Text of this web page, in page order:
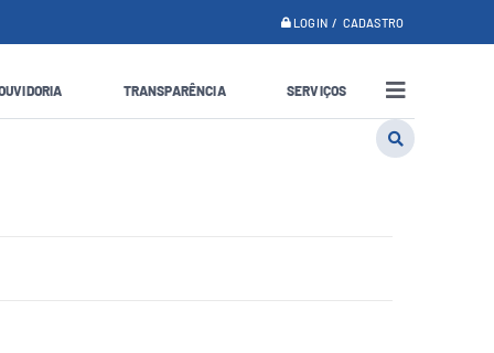
LOGIN / CADASTRO
TRANSPARÊNCIA SERVIÇOS